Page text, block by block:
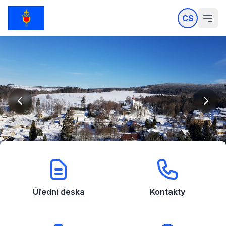
CS
Úřední deska Kontakty